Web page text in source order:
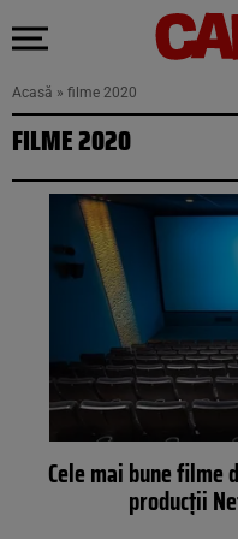
Acasă » filme 2020
FILME 2020
Cele mai bune filme
producţii